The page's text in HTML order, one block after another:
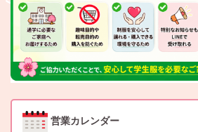
営業カレンダー